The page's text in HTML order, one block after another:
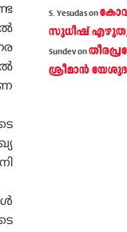
S. Yesudason
സുധീഷ്
Sundevon
ശ്രീമാന്‍